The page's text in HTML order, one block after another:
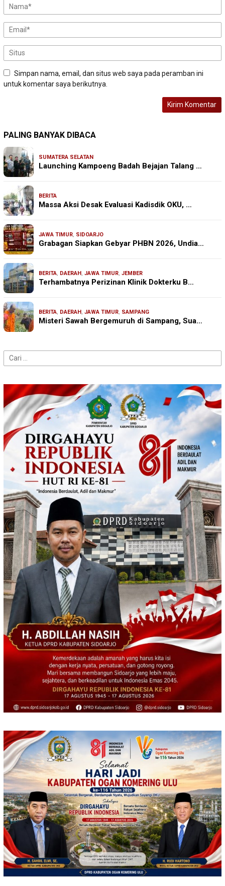
Simpan nama, email, dan situs web saya pada peramban ini
untuk komentar saya berikutnya.
PALING BANYAK DIBACA
SUMATERA SELATAN
Launching Kampoeng Badah Bejajan Talang …
BERITA
Massa Aksi Desak Evaluasi Kadisdik OKU, …
JAWA TIMUR, SIDOARJO
Grabagan Siapkan Gebyar PHBN 2026, Undia…
BERITA, DAERAH , JAWA TIMUR, JEMBER
Terhambatnya Perizinan Klinik Dokterku B…
BERITA, DAERAH , JAWA TIMUR, SAMPANG
Misteri Sawah Bergemuruh di Sampang, Sua…
Cari
untuk: